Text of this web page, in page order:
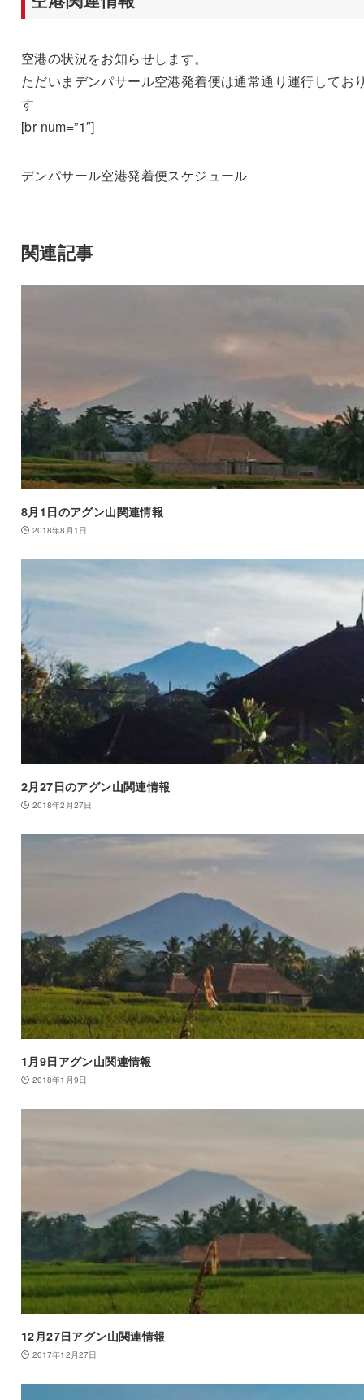
空港の状況をお知らせします。
ただいまデンパサール空港発着便は通常通り運行してお
す
[br num=”1″]
デンパサール空港発着便スケジュール
関連記事
8月1日のアグン山関連情報
2018年8月1日
2月27日のアグン山関連情報
2018年2月27日
1月9日アグン山関連情報
2018年1月9日
12月27日アグン山関連情報
2017年12月27日